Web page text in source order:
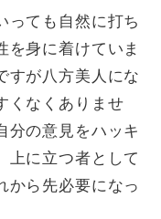
っても自然に打ち
を身に着けていま
すが八方美人にな
くなくありませ
分の意見をハッキ
上に立つ者として
から先必要になっ